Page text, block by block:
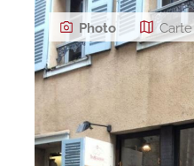
Photo Carte